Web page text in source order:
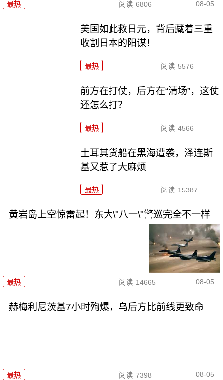
最热 阅读 6806 08-05
美国如此救日元，背后藏着三重
收割日本的阳谋！
最热 阅读 5576
前方在打仗，后方在“清场”，这仗
还怎么打？
最热 阅读 4566
土耳其货船在黑海遭袭，泽连斯
基又惹了大麻烦
最热 阅读 15387
黄岩岛上空惊雷起！东大\"八一\"警巡完全不一样
最热 阅读 14665 08-05
赫梅利尼茨基7小时殉爆，乌后方比前线更致命
最热 阅读 7398 08-05